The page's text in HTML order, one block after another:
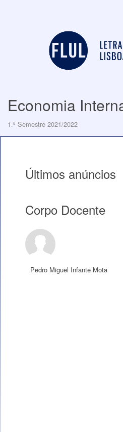
Economia
1.º Semestre 2021/2022
Últimos anúncios
Corpo Docente
Pedro Miguel Infante Mota